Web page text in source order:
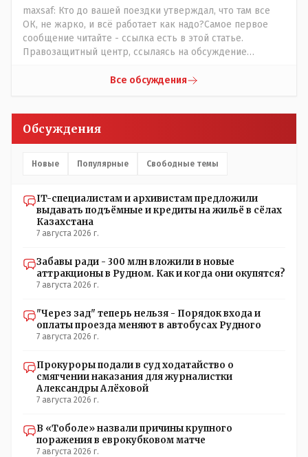
maxsaf: Кто до вашей поездки утверждал, что там все
ОК, не жарко, и всё работает как надо?Самое первое
сообщение читайте - ссылка есть в этой статье.
Правозащитный центр, ссылаясь на обсуждение
прислали ему в виде аудиосообщений, пишет, что
настоящему времени их установили только в
помещениях, предназначенных для административно-
установлены кондиционеры, питьевой и температурный
противоречие. Вы считаете иначе?
Все обсуждения
Обсуждения
Новые Популярные Свободные темы
IT-специалистам и архивистам предложили
выдавать подъёмные и кредиты на жильё в сёлах
Казахстана
7 августа 2026 г.
Забавы ради - 300 млн вложили в новые
аттракционы в Рудном. Как и когда они окупятся?
7 августа 2026 г.
"Через зад" теперь нельзя - Порядок входа и
оплаты проезда меняют в автобусах Рудного
7 августа 2026 г.
Прокуроры подали в суд ходатайство о
смягчении наказания для журналистки
Александры Алёховой
7 августа 2026 г.
В «Тоболе» назвали причины крупного
поражения в еврокубковом матче
7 августа 2026 г.